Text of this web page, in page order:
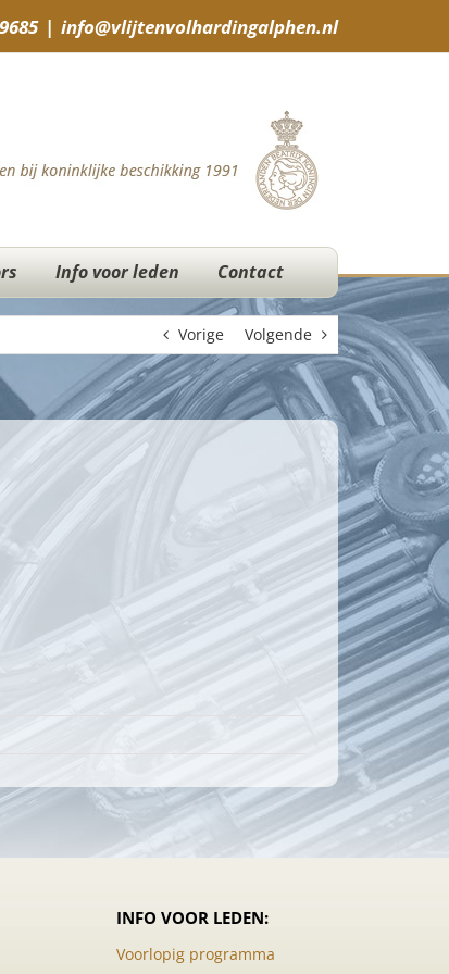
| info@vlijtenvolhardingalphen.nl
Info voor leden Contact
Vorige Volgende
INFO VOOR LEDEN:
Voorlopig programma